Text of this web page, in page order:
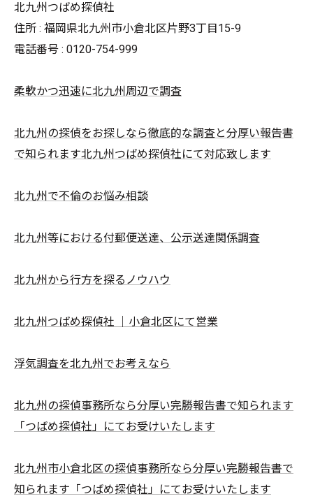
北九州つばめ探偵社
住所 : 福岡県北九州市小倉北区片野3丁目15-9
電話番号 : 0120-754-999
柔軟かつ迅速に北九州周辺で調査
北九州の探偵をお探しなら徹底的な調査と分厚い報告書
で知られます北九州つばめ探偵社にて対応致します
北九州で不倫のお悩み相談
北九州等における付郵便送達、公示送達関係調査
北九州から行方を探るノウハウ
北九州つばめ探偵社 ｜小倉北区にて営業
浮気調査を北九州でお考えなら
北九州の探偵事務所なら分厚い完勝報告書で知られます
「つばめ探偵社」にてお受けいたします
北九州市小倉北区の探偵事務所なら分厚い完勝報告書で
知られます「つばめ探偵社」にてお受けいたします